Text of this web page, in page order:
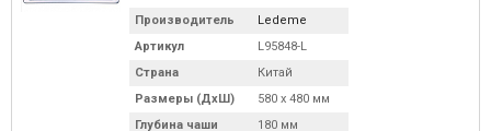
Производитель
Ledeme
Артикул
L95848-L
Страна
Китай
Размеры (ДхШ)
580 х 480 мм
Глубина чаши
180 мм